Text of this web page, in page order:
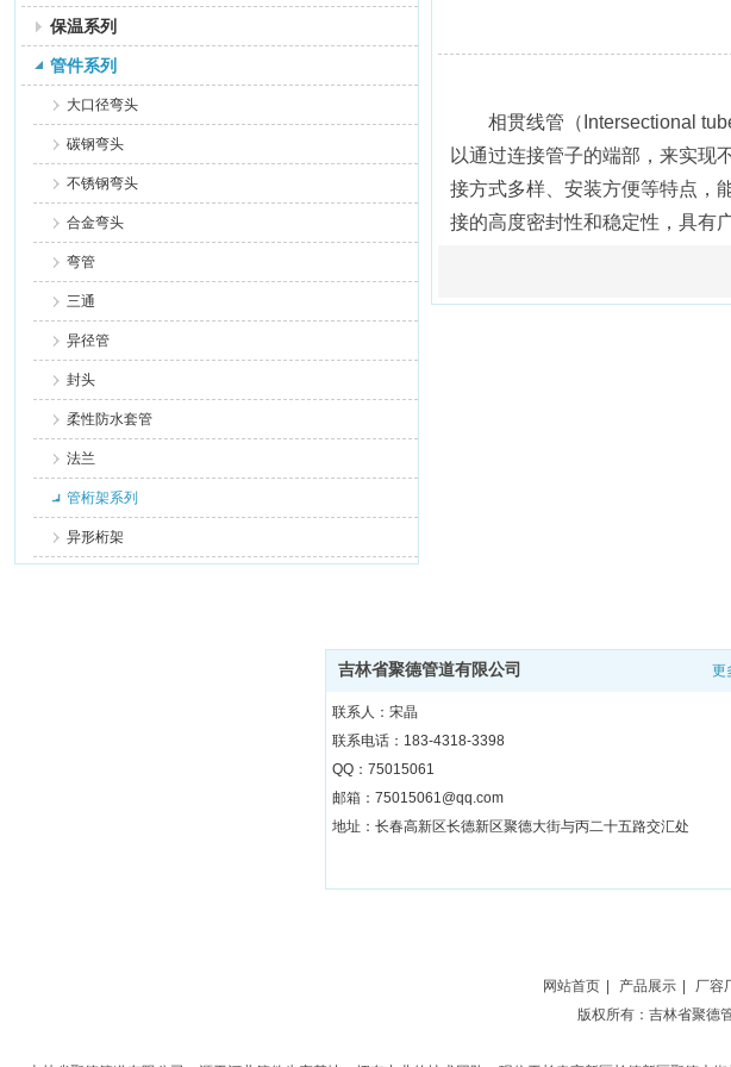
保温系列
管件系列
大口径弯头
碳钢弯头
不锈钢弯头
合金弯头
弯管
三通
异径管
封头
柔性防水套管
法兰
管桁架系列
异形桁架
相贯线管（Intersectional tube
以通过连接管子的端部，来实现
接方式多样、安装方便等特点，
接的高度密封性和稳定性，具有
吉林省聚德管道有限公司 更
联系人：宋晶
联系电话：183-4318-3398
QQ：75015061
邮箱：75015061@qq.com
地址：长春高新区长德新区聚德大街与丙二十五路交汇处
网站首页 产品展示 厂容
版权所有：吉林省聚德